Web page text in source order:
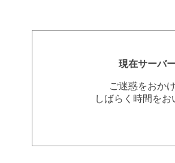
現在サーバ
ご迷惑をおか
しばらく時間を